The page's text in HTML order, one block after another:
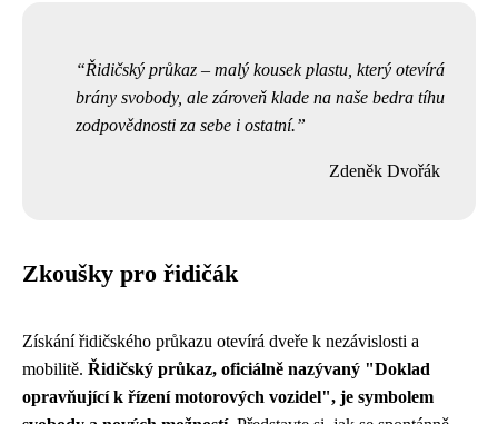
Řidičský průkaz – malý kousek plastu, který otevírá
brány svobody, ale zároveň klade na naše bedra tíhu
zodpovědnosti za sebe i ostatní.
Zdeněk Dvořák
Zkoušky pro řidičák
Získání řidičského průkazu otevírá dveře k nezávislosti a
mobilitě. Řidičský průkaz, oficiálně nazývaný "Doklad
opravňující k řízení motorových vozidel", je symbolem